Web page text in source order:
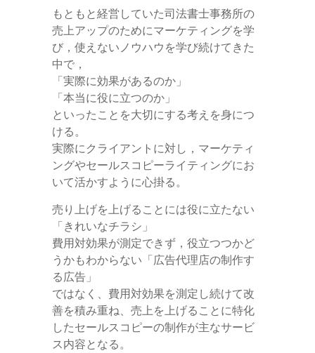
もともと経営していた司法書士事務所の
売上アップのためにマーケティングを学
び，使えないノウハウを学び続けてきた
中で，
「実際に効果があるのか」
「本当に役に立つのか」
といったことを大切にする考えを身につ
ける。
実際にクライアントに対し，マーケティ
ングやセールスコピーライティングにお
いて活かすように心掛る。
売り上げを上げることには役に立たない
「きれいなチラシ」
費用対効果が測定できず，役立つつかど
うかもわからない「広告代理店の制作す
る広告」
ではなく、費用対効果を測定し続けて改
善を積み重ね、売上を上げることに特化
したセールスコピーの制作が主なサービ
ス内容となる。